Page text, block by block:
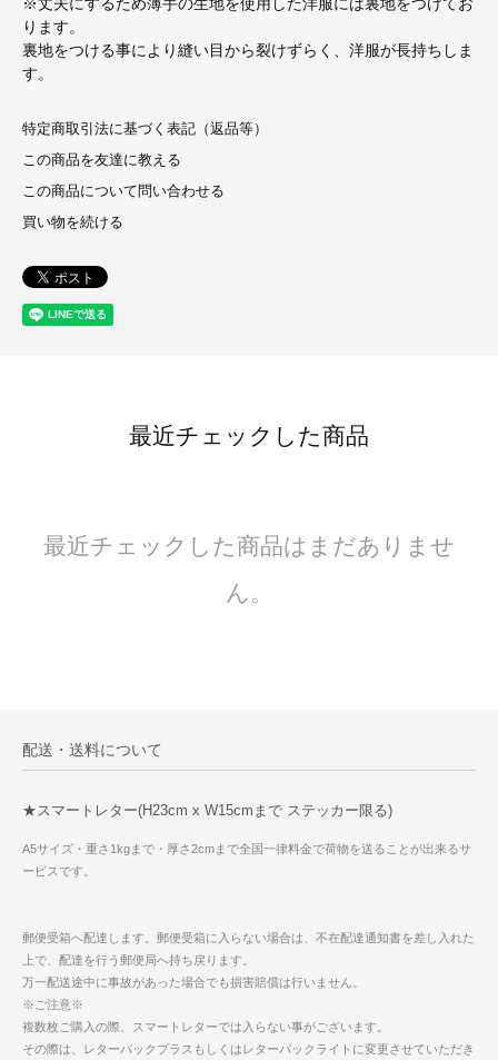
ります。
裏地をつける事により縫い目から裂けずらく、洋服が長持ちしま
す。
特定商取引法に基づく表記（返品等）
この商品を友達に教える
この商品について問い合わせる
買い物を続ける
最近チェックした商品
最近チェックした商品はまだありませ
ん。
配送・送料について
★スマートレター(H23cm x W15cmまで ステッカー限る)
A5サイズ・重さ1kgまで・厚さ2cmまで全国一律料金で荷物を送ることが出来るサ
ービスです。
郵便受箱へ配達します。郵便受箱に入らない場合は、不在配達通知書を差し入れた
上で、配達を行う郵便局へ持ち戻ります。
万一配送途中に事故があった場合でも損害賠償は行いません。
※ご注意※
複数枚ご購入の際、スマートレターでは入らない事がございます。
その際は、レターパックプラスもしくはレターパックライトに変更させていただき